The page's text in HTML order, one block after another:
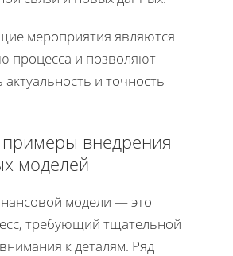
мероприятия являются
процесса и позволяют
и точность
внедрения
моделей
модели — это
требующий тщательной
к деталям. Ряд